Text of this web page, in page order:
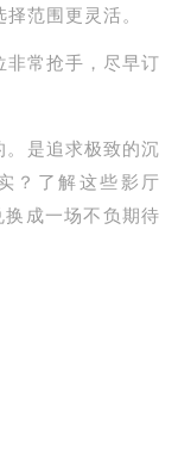
范围更灵活。
非常抢手，尽早订
是追求极致的沉
？了解这些影厅
成一场不负期待